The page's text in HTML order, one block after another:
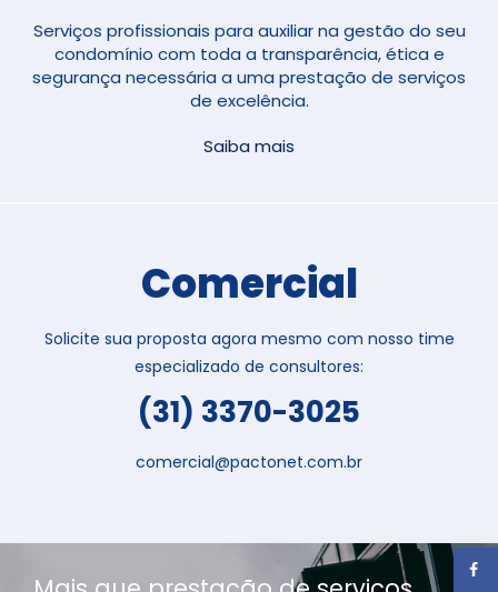
Serviços profissionais para auxiliar na gestão do seu
condomínio com toda a transparência, ética e
segurança necessária a uma prestação de serviços
de excelência.
Saiba mais
Comercial
Solicite sua proposta agora mesmo com nosso time
especializado de consultores:
(31) 3370-3025
comercial@pactonet.com.br